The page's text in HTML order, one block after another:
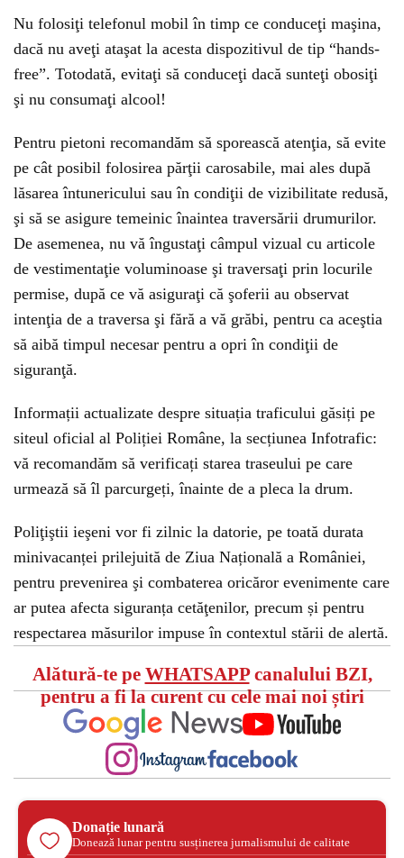
Nu folosiţi telefonul mobil în timp ce conduceţi maşina,
dacă nu aveţi ataşat la acesta dispozitivul de tip “hands-
free”. Totodată, evitaţi să conduceţi dacă sunteţi obosiţi
şi nu consumaţi alcool!
Pentru pietoni recomandăm să sporească atenţia, să evite
pe cât posibil folosirea părţii carosabile, mai ales după
lăsarea întunericului sau în condiţii de vizibilitate redusă,
şi să se asigure temeinic înaintea traversării drumurilor.
De asemenea, nu vă îngustaţi câmpul vizual cu articole
de vestimentaţie voluminoase şi traversaţi prin locurile
permise, după ce vă asiguraţi că şoferii au observat
intenţia de a traversa şi fără a vă grăbi, pentru ca aceştia
să aibă timpul necesar pentru a opri în condiţii de
siguranţă.
Informații actualizate despre situația traficului găsiți pe
siteul oficial al Poliției Române, la secțiunea Infotrafic:
vă recomandăm să verificați starea traseului pe care
urmează să îl parcurgeți, înainte de a pleca la drum.
Poliţiştii ieşeni vor fi zilnic la datorie, pe toată durata
minivacanței prilejuită de Ziua Națională a României,
pentru prevenirea şi combaterea oricăror evenimente care
ar putea afecta siguranța cetăţenilor, precum și pentru
respectarea măsurilor impuse în contextul stării de alertă.
Alătură-te pe WHATSAPPcanalului BZI,
pentru a fi la curent cu cele mai noi știri
Donație lunară
Donează lunar pentru susținerea jurnalismului de calitate